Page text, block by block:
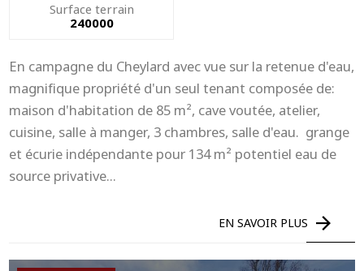
Surface terrain
240000
En campagne du Cheylard avec vue sur la retenue d'eau,
magnifique propriété d'un seul tenant composée de:
maison d'habitation de 85 m², cave voutée, atelier,
cuisine, salle à manger, 3 chambres, salle d'eau. grange
et écurie indépendante pour 134 m² potentiel eau de
source privative...
EN SAVOIR PLUS